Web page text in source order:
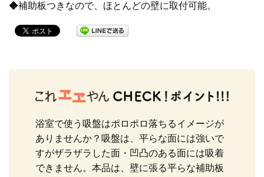
◆補助板つきなので、ほとんどの壁に取付可能。
浴室で使う吸盤はポロポロ落ちるイメージが
ありませんか？吸盤は、平らな面には強いで
すがザラザラした面・凹凸のある面には吸着
できません。本品は、壁に張る平らな補助板
水栓部品
洗濯機